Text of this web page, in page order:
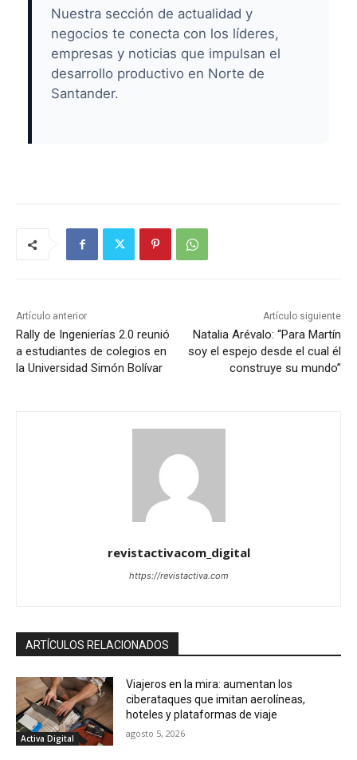
Nuestra sección de actualidad y
negocios te conecta con los líderes,
empresas y noticias que impulsan el
desarrollo productivo en Norte de
Santander.
Artículo anterior
Rally de Ingenierías 2.0 reunió
a estudiantes de colegios en
la Universidad Simón Bolívar
Artículo siguiente
Natalia Arévalo: “Para Martín
soy el espejo desde el cual él
construye su mundo”
revistactivacom_digital
https://revistactiva.com
ARTÍCULOS RELACIONADOS
Activa Digital
Viajeros en la mira: aumentan los
ciberataques que imitan aerolíneas,
hoteles y plataformas de viaje
agosto 5, 2026